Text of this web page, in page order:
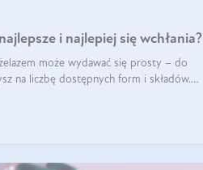
i najlepiej się wchłania?
może wydawać się prosty – do
na liczbę dostępnych form i składów.